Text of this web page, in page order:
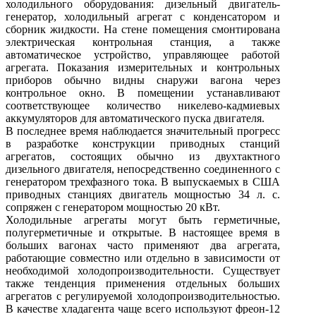
холодильного оборудования: дизельный двигатель-
генератор, холодильный агрегат с конденсатором и
сборник жидкости. На стене помещения смонтирована
электрическая контрольная станция, а также
автоматическое устройство, управляющее работой
агрегата. Показания измерительных и контрольных
приборов обычно видны снаружи вагона через
контрольное окно. В помещении устанавливают
соответствующее количество никелево-кадмиевых
аккумуляторов для автоматического пуска двигателя.
В последнее время наблюдается значительный прогресс
в разработке конструкции приводных станций
агрегатов, состоящих обычно из двухтактного
дизельного двигателя, непосредственно соединенного с
генератором трехфазного тока. В выпускаемых в США
приводных станциях двигатель мощностью 34 л. с.
сопряжен с генератором мощностью 20 кВт.
Холодильные агрегаты могут быть герметичные,
полугерметичные и открытые. В настоящее время в
больших вагонах часто применяют два агрегата,
работающие совместно или отдельно в зависимости от
необходимой холодопроизводительности. Существует
также тенденция применения отдельных больших
агрегатов с регулируемой холодопроизводительностью.
В качестве хладагента чаще всего используют фреон-12